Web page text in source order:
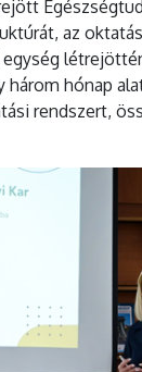
az
hónap
rendszert,